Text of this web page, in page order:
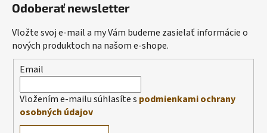
Odoberať newsletter
Vložte svoj e-mail a my Vám budeme zasielať informácie o
nových produktoch na našom e-shope.
Email
Vložením e-mailu súhlasíte s podmienkami ochrany
osobných údajov